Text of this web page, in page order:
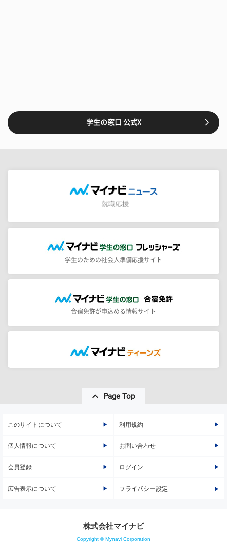
学生の窓口 公式X
学生のための社会人準備応援サイト
合宿免許が申込める情報サイト
Page Top
このサイトについて 利用規約
個人情報について お問い合わせ
会員登録 ログイン
広告表示について プライバシー設定
株式会社マイナビ
Copyright © Mynavi Corporation